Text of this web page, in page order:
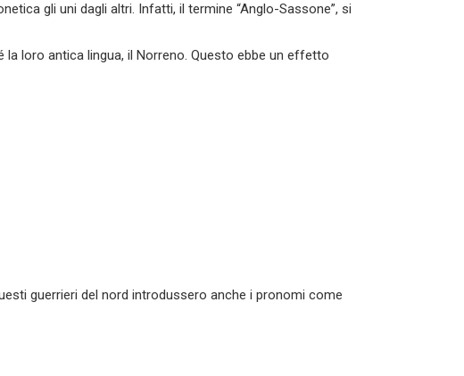
gli uni dagli altri. Infatti, il termine “Anglo-Sassone”, si
loro antica lingua, il Norreno. Questo ebbe un effetto
guerrieri del nord introdussero anche i pronomi come